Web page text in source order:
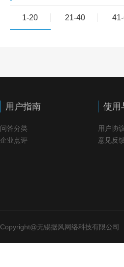
1-20 21-40
用户指南
问答分类
企业点评
使用
用户协
意见反
Copyright@无锡据风网络科技有限公司